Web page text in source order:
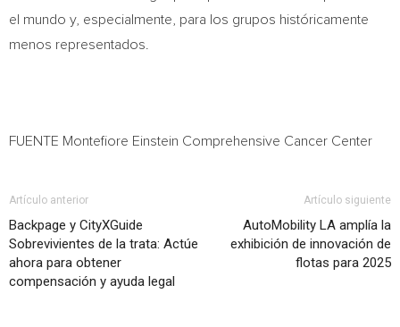
el mundo y, especialmente, para los grupos históricamente
menos representados.
FUENTE Montefiore Einstein Comprehensive Cancer Center
Artículo anterior
Backpage y CityXGuide
Sobrevivientes de la trata: Actúe
ahora para obtener
compensación y ayuda legal
Artículo siguiente
AutoMobility LA amplía la
exhibición de innovación de
flotas para 2025